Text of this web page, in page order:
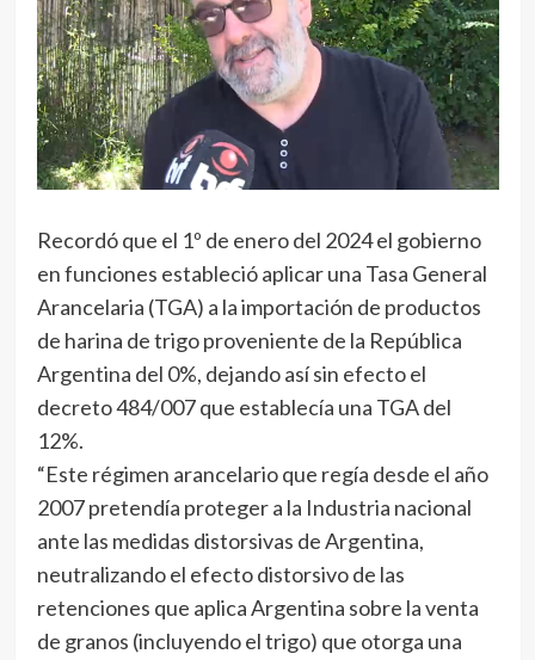
Recordó que el 1º de enero del 2024 el gobierno
en funciones estableció aplicar una Tasa General
Arancelaria (TGA) a la importación de productos
de harina de trigo proveniente de la República
Argentina del 0%, dejando así sin efecto el
decreto 484/007 que establecía una TGA del
12%.
“Este régimen arancelario que regía desde el año
2007 pretendía proteger a la Industria nacional
ante las medidas distorsivas de Argentina,
neutralizando el efecto distorsivo de las
retenciones que aplica Argentina sobre la venta
de granos (incluyendo el trigo) que otorga una